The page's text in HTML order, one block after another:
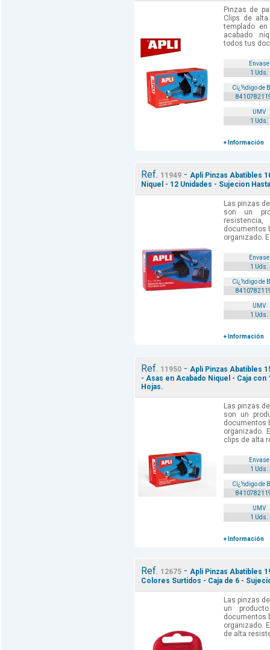
Pinzas de
Clips de
templado
acabado
todos tus
Envase
1 Uds.
Cï¿½digo de
UMV
1 Uds.
+ Información
Ref. 11949- Apli Pinzas Abatibles
Niquel - 12 Unidades - Sujecion
Las pinzas
son un
documentos
organizado.
Envase
1 Uds.
Cï¿½digo de
UMV
1 Uds.
+ Información
Ref. 11950- Apli Pinzas Abatibles
- Asas en Acabado Niquel - Caja con
Hojas.
Las pinzas
son un
documentos
organizado.
clips de alta
Envase
1 Uds.
Cï¿½digo de
UMV
1 Uds.
+ Información
Ref. 12675- Apli Pinzas Abatibles
Colores Surtidos - Caja de 6 -
Las pinzas
un
documentos
organizado.
de alta